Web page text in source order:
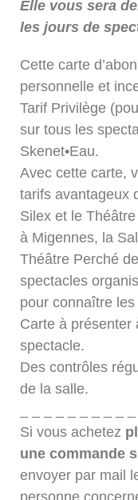
Elle vous sera
les jours de
Cette carte
personnelle et
Tarif Privilège
sur tous les
Skenet•Eau.
Avec cette carte,
tarifs avantageux
Silex et le Théâtre
à Migennes, la
Théâtre Perché
spectacles
pour connaître
Carte à présenter
spectacle.
Des contrôles
de la salle.
Si vous achetez
une commande
envoyer par mail